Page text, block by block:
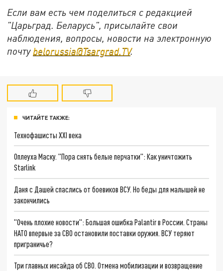
Если вам есть чем поделиться с редакцией
"Царьград. Беларусь", присылайте свои
наблюдения, вопросы, новости на электронную
почту belorussia@Tsargrad.TV.
ЧИТАЙТЕ ТАКЖЕ:
Технофашисты XXI века
Оплеуха Маску. "Пора снять белые перчатки": Как уничтожить
Starlink
Даня с Дашей спаслись от боевиков ВСУ. Но беды для малышей не
закончились
"Очень плохие новости": Большая ошибка Palantir в России. Страны
НАТО впервые за СВО остановили поставки оружия. ВСУ теряют
приграничье?
Три главных инсайда об СВО. Отмена мобилизации и возвращение